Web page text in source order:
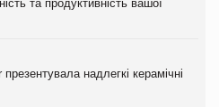
та продуктивність вашої
надлегкі керамічні